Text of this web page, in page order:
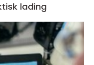
lading